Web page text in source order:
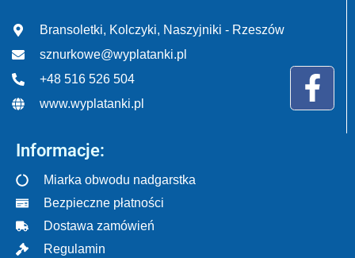
Bransoletki, Kolczyki, Naszyjniki - Rzeszów
sznurkowe@wyplatanki.pl
+48 516 526 504
www.wyplatanki.pl
Informacje:
Miarka obwodu nadgarstka
Bezpieczne płatności
Dostawa zamówień
Regulamin